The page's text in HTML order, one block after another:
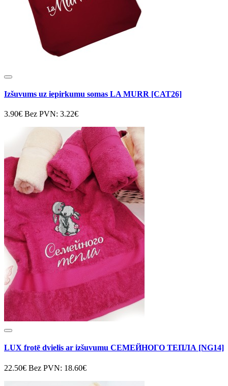
Izšuvums uz iepirkumu somas LA MURR [CAT26]
3.90€ Bez PVN: 3.22€
LUX frotē dvielis ar izšuvumu СЕМЕЙНОГО ТЕПЛА [NG14]
22.50€ Bez PVN: 18.60€